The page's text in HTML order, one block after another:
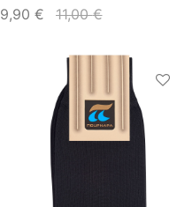
9,90 € 11,00€